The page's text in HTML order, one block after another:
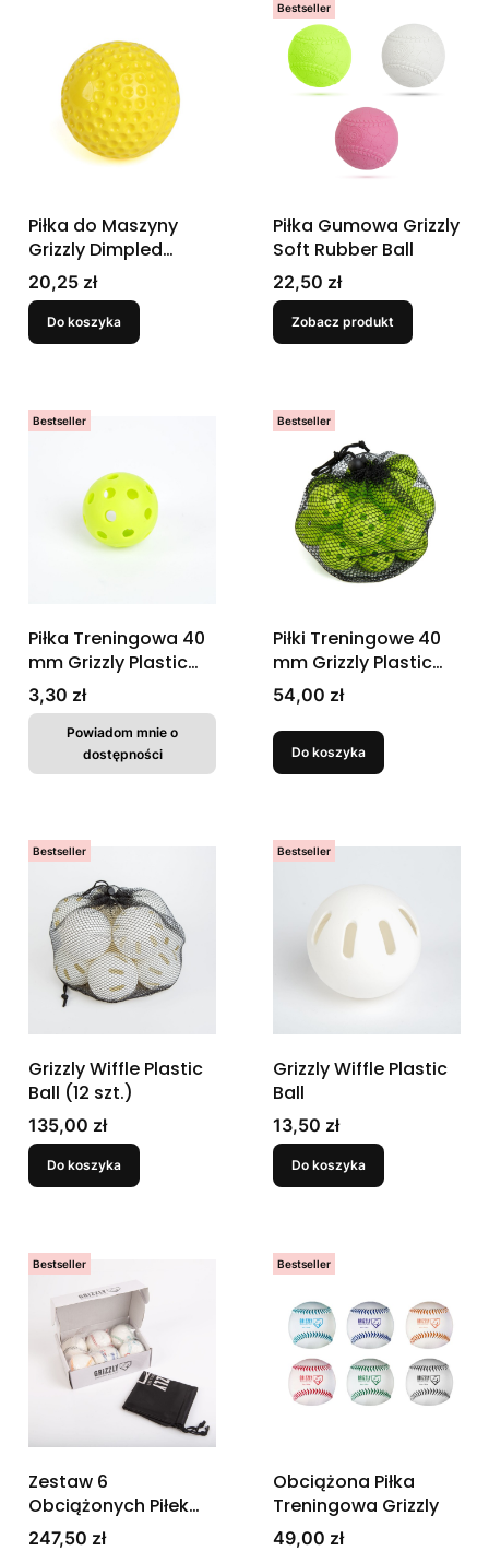
Piłka do Maszyny
Grizzly Dimpled
Pitching Machine
Baseball
Cena
20,25 zł
Do koszyka
Bestseller
Piłka Gumowa Grizzly
Soft Rubber Ball
Cena
22,50 zł
Zobacz produkt
Bestseller
Piłka Treningowa 40
mm Grizzly Plastic
Perforated Training
Ball (1 szt.)
Cena
3,30 zł
Powiadom mnie o
dostępności
Bestseller
Piłki Treningowe 40
mm Grizzly Plastic
Perforated Training
Ball (20 szt.)
Cena
54,00 zł
Do koszyka
Bestseller
Grizzly Wiffle Plastic
Ball (12 szt.)
Cena
135,00 zł
Do koszyka
Bestseller
Grizzly Wiffle Plastic
Ball
Cena
13,50 zł
Do koszyka
Bestseller
Zestaw 6
Obciążonych Piłek
Grizzly Weighted
Cena
247,50 zł
Bestseller
Obciążona Piłka
Treningowa Grizzly
Cena
49,00 zł